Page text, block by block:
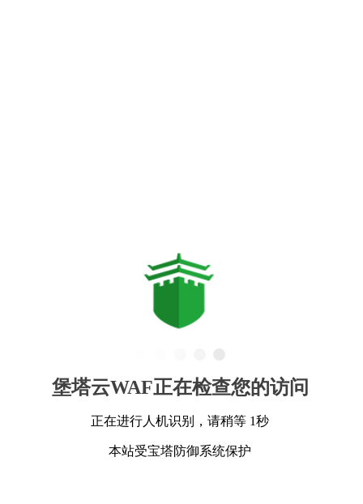
堡塔云WAF正在检查您的访问
正在进行人机识别，请稍等 1秒
本站受宝塔防御系统保护